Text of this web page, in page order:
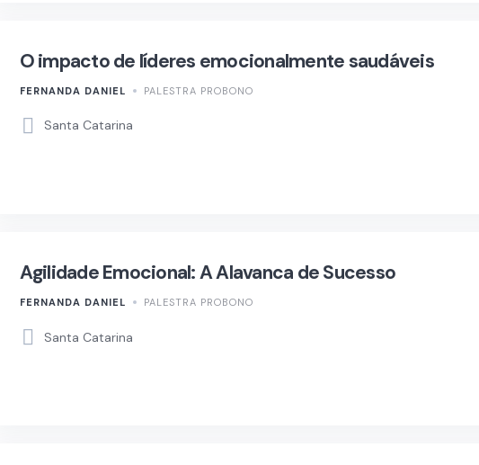
O impacto de líderes emocionalmente saudáveis
FERNANDA DANIEL PALESTRA PROBONO
Santa Catarina
Agilidade Emocional: A Alavanca de Sucesso
FERNANDA DANIEL PALESTRA PROBONO
Santa Catarina